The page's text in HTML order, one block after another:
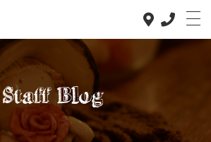
Top
Staff Blog